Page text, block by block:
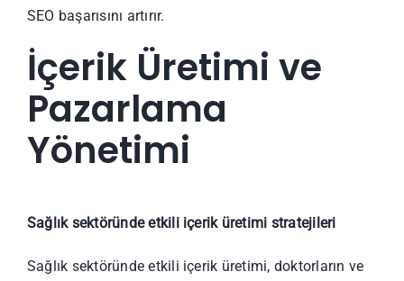
SEO başarısını artırır.
İçerik Üretimi ve
Pazarlama
Yönetimi
Sağlık sektöründe etkili içerik üretimi stratejileri
Sağlık sektöründe etkili içerik üretimi, doktorların ve